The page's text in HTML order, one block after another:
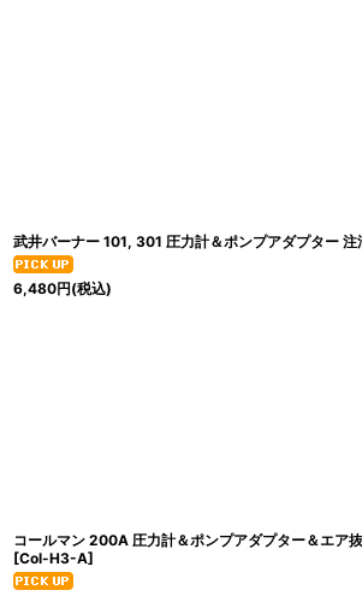
武井バーナー 101, 301 圧力計＆ポンプアダプター
6,480円(税込)
コールマン 200A 圧力計＆ポンプアダプター＆エア
[Col-H3-A]